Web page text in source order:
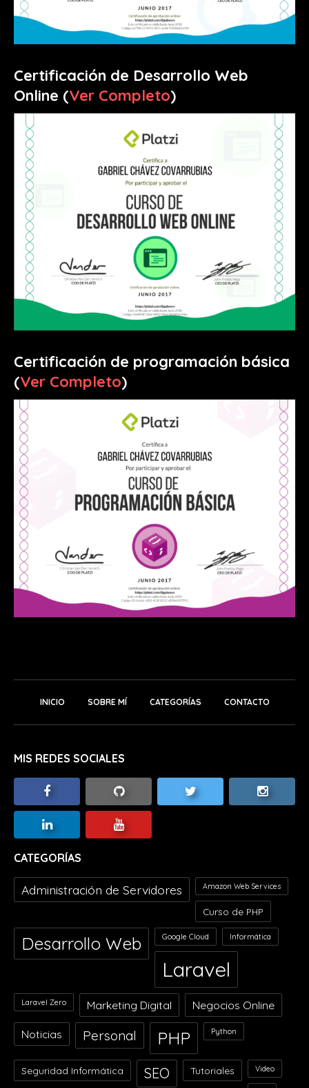
Certificación de Desarrollo Web
Online (Ver Completo)
Certificación de programación básica
(Ver Completo)
INICIO SOBRE MÍ CATEGORÍAS CONTACTO
MIS REDES SOCIALES
CATEGORÍAS
Administración de Servidores Amazon Web Services
Curso de PHP
Desarrollo Web Google Cloud Informática
Laravel
Laravel Zero Marketing Digital Negocios Online
Noticias Personal PHP Python
Seguridad Informática SEO Tutoriales Video